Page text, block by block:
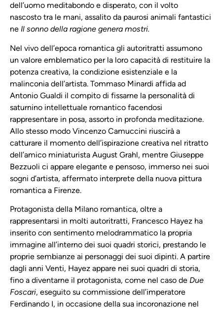
dell’uomo meditabondo e disperato, con il volto
nascosto tra le mani, assalito da paurosi animali fantastici
ne Il sonno della ragione genera mostri.
Nel vivo dell’epoca romantica gli autoritratti assumono
un valore emblematico per la loro capacità di restituire la
potenza creativa, la condizione esistenziale e la
malinconia dell’artista. Tommaso Minardi affida ad
Antonio Gualdi il compito di fissarne la personalità di
saturnino intellettuale romantico facendosi
rappresentare in posa, assorto in profonda meditazione.
Allo stesso modo Vincenzo Camuccini riuscirà a
catturare il momento dell’ispirazione creativa nel ritratto
dell’amico miniaturista August Grahl, mentre Giuseppe
Bezzuoli ci appare elegante e pensoso, immerso nei suoi
sogni d’artista, affermato interprete della nuova pittura
romantica a Firenze.
Protagonista della Milano romantica, oltre a
rappresentarsi in molti autoritratti, Francesco Hayez ha
inserito con sentimento melodrammatico la propria
immagine all’interno dei suoi quadri storici, prestando le
proprie sembianze ai personaggi dei suoi dipinti. A partire
dagli anni Venti, Hayez appare nei suoi quadri di storia,
fino a diventarne il protagonista, come nel caso de Due
Foscari, eseguito su commissione dell’imperatore
Ferdinando I, in occasione della sua incoronazione nel